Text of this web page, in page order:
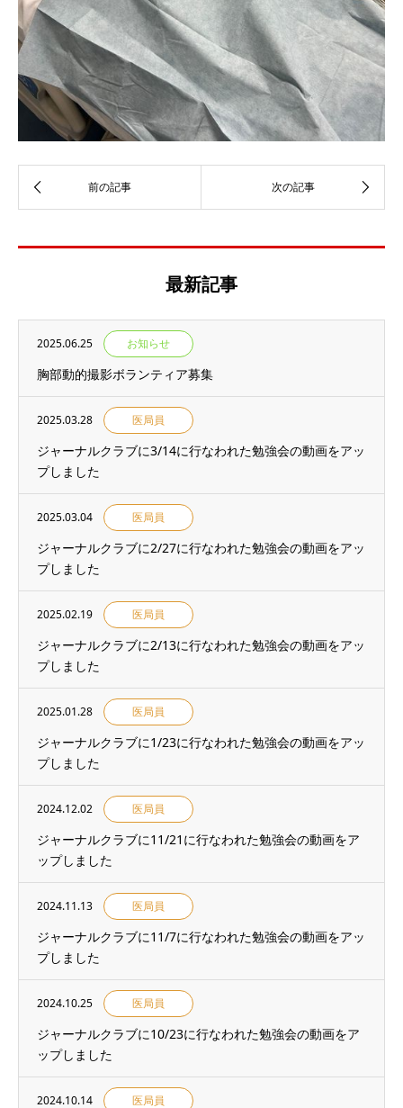
最新記事
2025.06.25 お知らせ
胸部動的撮影ボランティア募集
2025.03.28 医局員
ジャーナルクラブに3/14に行なわれた勉強会の動画をアッ
プしました
2025.03.04 医局員
ジャーナルクラブに2/27に行なわれた勉強会の動画をアッ
プしました
2025.02.19 医局員
ジャーナルクラブに2/13に行なわれた勉強会の動画をアッ
プしました
2025.01.28 医局員
ジャーナルクラブに1/23に行なわれた勉強会の動画をアッ
プしました
2024.12.02 医局員
ジャーナルクラブに11/21に行なわれた勉強会の動画をア
ップしました
2024.11.13 医局員
ジャーナルクラブに11/7に行なわれた勉強会の動画をアッ
プしました
2024.10.25 医局員
ジャーナルクラブに10/23に行なわれた勉強会の動画をア
ップしました
2024.10.14 医局員